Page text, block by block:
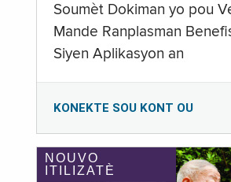
Soumèt Dokiman yo pou
Mande Ranplasman
Siyen Aplikasyon an
KONEKTE SOU KONT OU
NOUVO
ITILIZATÈ